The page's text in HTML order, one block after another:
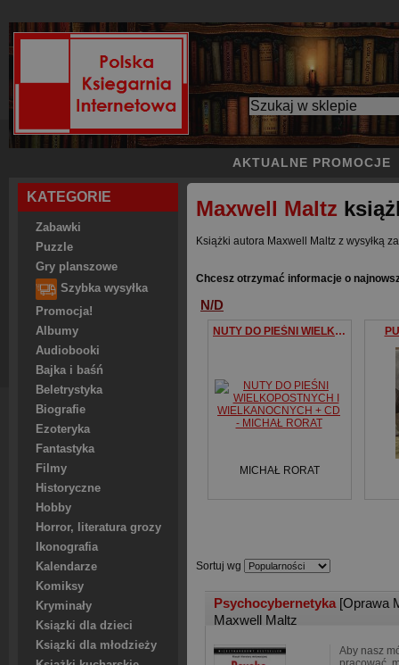
AKTUALNE PROMOCJE
KATEGORIE
Zabawki
Puzzle
Gry planszowe
Szybka wysyłka
Promocja!
Albumy
Audiobooki
Bajka i baśń
Beletrystyka
Biografie
Ezoteryka
Fantastyka
Filmy
Historyczne
Hobby
Horror, literatura grozy
Ikonografia
Kalendarze
Komiksy
Kryminały
Ksiązki dla dzieci
Ksiązki dla młodzieży
Maxwell Maltz
Książki autora Maxwell Maltz z wysyłką
Chcesz otrzymać informacje o
N/D
NUTY DO PIEŚNI WIELKOPOSTNYCH I WIELKANOCNYCH + CD
MICHAŁ RORAT
Sortuj wg
Psychocybernetyka [Oprawa
Maxwell Maltz
Aby nasz